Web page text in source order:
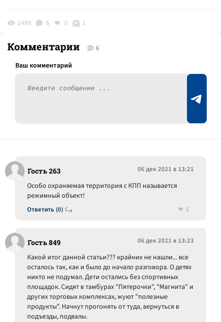
1499 6 0 1
Комментарии 6
Гость 263 06 дек 2021 в 13:21
Ответить (0)
Особо охраняемая территория с КПП называется
режимный объект!
1
Гость 849 06 дек 2021 в 13:23
Какой итог данной статьи??? крайних не нашли... все
осталось так, как и было до начало разговора. О детях
никто не подумал. Дети остались без спортивных
площадок. Сидят в тамбурах "Пятерочки", "Магнита" и
других торговых комплексах, жуют "полезные
продукты". Начнут прогонять от туда, вернуться в
подъезды, подвалы.